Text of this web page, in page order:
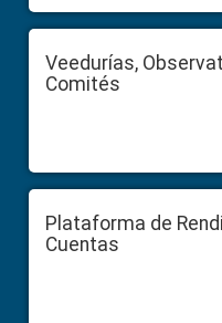
Veedurías,
Comités
Plataforma de
Cuentas